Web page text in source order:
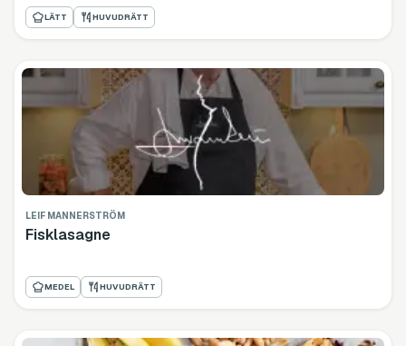
LÄTT HUVUDRÄTT
LEIF MANNERSTRÖM
Fisklasagne
MEDEL HUVUDRÄTT